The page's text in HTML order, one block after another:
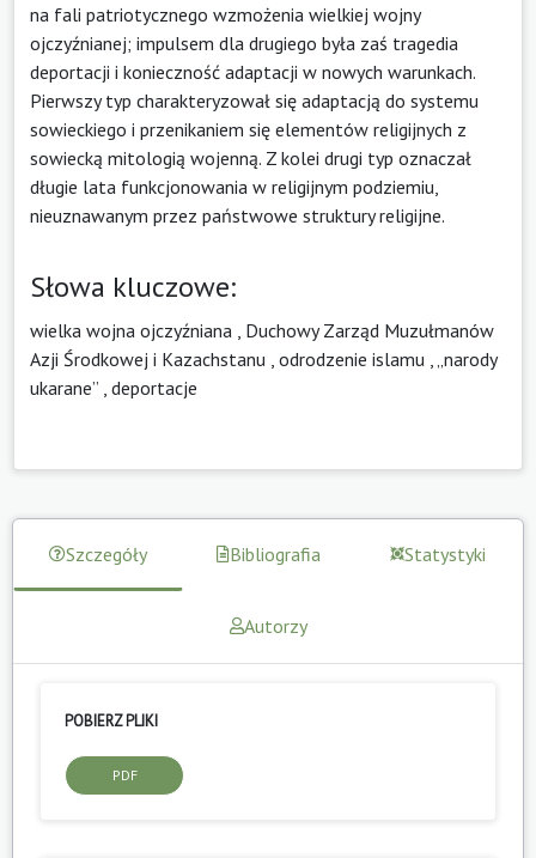
na fali patriotycznego wzmożenia wielkiej wojny
ojczyźnianej; impulsem dla drugiego była zaś tragedia
deportacji i konieczność adaptacji w nowych warunkach.
Pierwszy typ charakteryzował się adaptacją do systemu
sowieckiego i przenikaniem się elementów religijnych z
sowiecką mitologią wojenną. Z kolei drugi typ oznaczał
długie lata funkcjonowania w religijnym podziemiu,
nieuznawanym przez państwowe struktury religijne.
Słowa kluczowe:
wielka wojna ojczyźniana
Duchowy Zarząd Muzułmanów
Azji Środkowej i Kazachstanu odrodzenie islamu
„narody
ukarane” deportacje
Szczegóły Bibliografia Statystyki
Autorzy
POBIERZ PLIKI
PDF